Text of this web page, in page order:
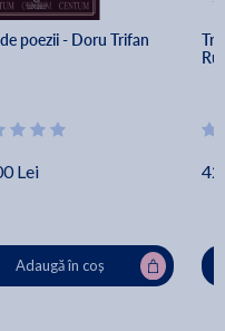
poezii - Doru Trifan
Lei
Adaugă în coș